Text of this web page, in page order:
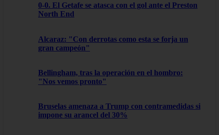
0-0. El Getafe se atasca con el gol ante el Preston
North End
Alcaraz: "Con derrotas como esta se forja un
gran campeón"
Bellingham, tras la operación en el hombro:
"Nos vemos pronto"
Bruselas amenaza a Trump con contramedidas si
impone su arancel del 30%